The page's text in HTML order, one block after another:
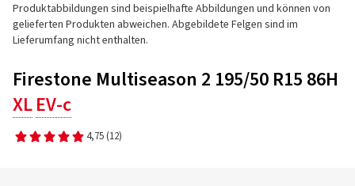
Produktabbildungen sind beispielhafte Abbildungen und können von
gelieferten Produkten abweichen. Abgebildete Felgen sind im
Lieferumfang nicht enthalten.
Firestone Multiseason 2 195/50 R15 86H
XLEV-c
4,75 (12)